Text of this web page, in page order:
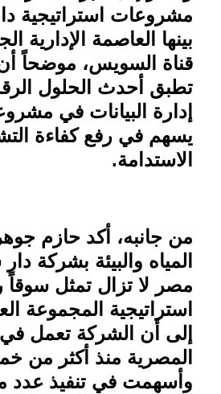
مشروعات استراتيجية
بينها العاصمة الإدارية
قناة السويس، موضحاً
تطبق أحدث الحلول
إدارة البيانات في
يسهم في رفع كفاءة
الاستدامة.
من جانبه، أكد حازم
المياه والبيئة بشركة
مصر لا تزال تمثل
استراتيجية المجموعة
إلى أن الشركة تعمل
المصرية منذ أكثر من
وأسهمت في تنفيذ عدد